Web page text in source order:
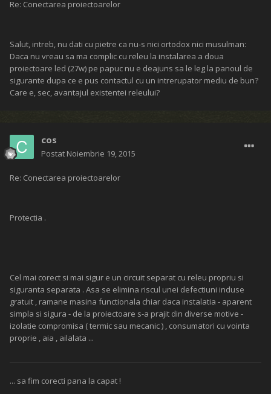
Re: Conectarea proiectoarelor
Salut, intreb, nu dati cu pietre ca nu-s nici ortodox nici musulman:
Daca nu vreau sa ma complic cu releu la instalarea a doua
proiectoare led (27w) pe papuc nu e deajuns sa le leg la panoul de
sigurante dupa ce e pus contactul cu un intrerupator mediu de bun?
Care e, sec, avantajul existentei releului?
cos
Postat Noiembrie 19, 2015
Re: Conectarea proiectoarelor
Protectia .
Cel mai corect si mai sigur e un circuit separat cu releu propriu si
siguranta separata . Asa se elimina riscul unei defectiuni induse
gratuit , ramane masina functionala chiar daca instalatia - aparent
simpla si sigura - de la proiectoare s-a prajit din diverse motive -
izolatie compromisa ( termic sau mecanic ) , consumatori cu vointa
proprie , aia , ailalata ...
... sa fim corecti pana la capat !